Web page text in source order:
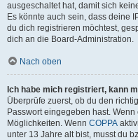
ausgeschaltet hat, damit sich
Es könnte auch sein, dass deine
du dich registrieren möchtest,
dich an die Board-Administration.
Nach oben
Ich habe mich registriert, kann
Überprüfe zuerst, ob du den
Passwort eingegeben hast.
Möglichkeiten. Wenn COPPA
unter 13 Jahre alt bist, musst du